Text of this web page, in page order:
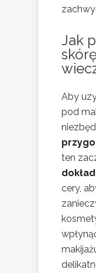
Jak
Aby
pod
ten
cery,